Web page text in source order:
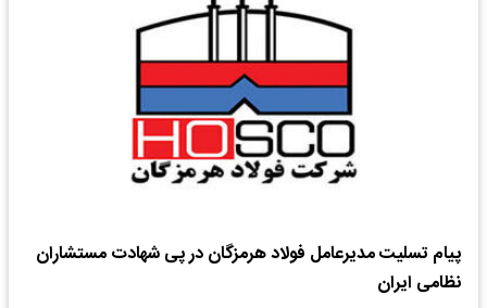
پیام تسلیت مدیرعامل فولاد هرمزگان در پی شهادت مستشاران
نظامی ایران